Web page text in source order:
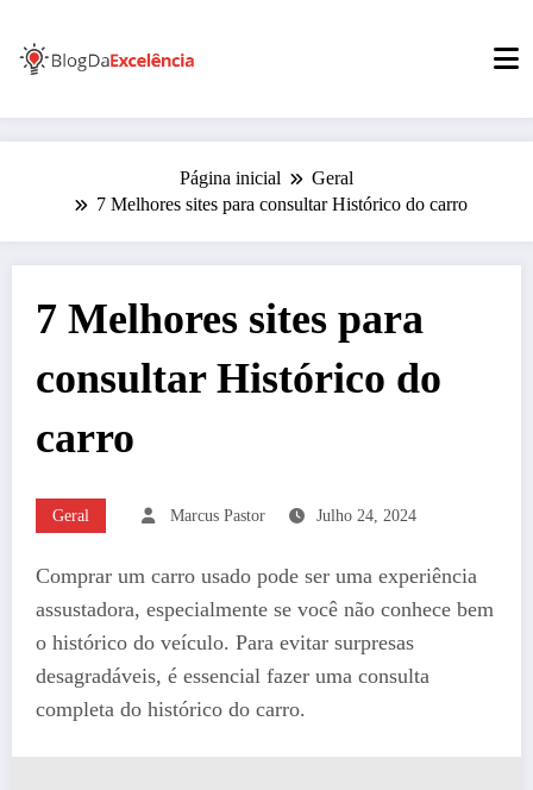
para
conteúdo
Página inicial
Geral
7 Melhores sites para consultar Histórico do carro
7 Melhores sites para
consultar Histórico do
carro
Geral Marcus Pastor Julho 24, 2024
Comprar um carro usado pode ser uma experiência
assustadora, especialmente se você não conhece bem
o histórico do veículo. Para evitar surpresas
desagradáveis, é essencial fazer uma consulta
completa do histórico do carro.